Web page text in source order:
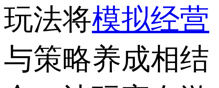
玩法将模拟经营
与策略养成相结